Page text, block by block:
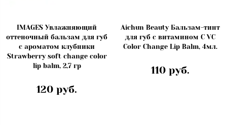
IMAGES Увлажняющий
оттеночный бальзам для губ
с ароматом клубники
Strawberry soft change color
lip balm, 2,7 гр
120 руб.
Aichun Beauty Бальзам-тинт
для губ с витамином С VC
Color Change Lip Balm, 4мл.
110 руб.